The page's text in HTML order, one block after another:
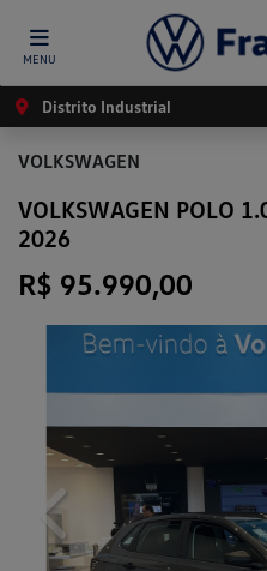
MENU
Distrito Industrial
VOLKSWAGEN
VOLKSWAGEN POLO
2026
R$ 95.990,00
Previous